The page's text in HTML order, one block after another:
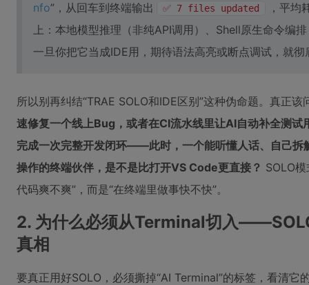
nfo”，从回车到终端输出 ✅ 7 files updated
，平均
上：本地模型推理（非纯API调用）、Shell原生命令编
一旦你把它当成IDE用，期待语法高亮或断点调试，就
所以别再纠结“TRAE SOLO和IDE区别”这种伪命题。真正该
速修复一个线上Bug，或者在CI流水线里让AI自动补全测试
完成一次完整开发闭环——此时，一个能听懂人话、自己拆
操作的终端伙伴，是不是比打开VS Code更直接？ SOLO
代码爽不爽”，而是“在终端里做事快不快”。
2. 为什么必须从Terminal切入
真相
要真正用好SOLO，必须撕掉“AI Terminal”的标签，看清它